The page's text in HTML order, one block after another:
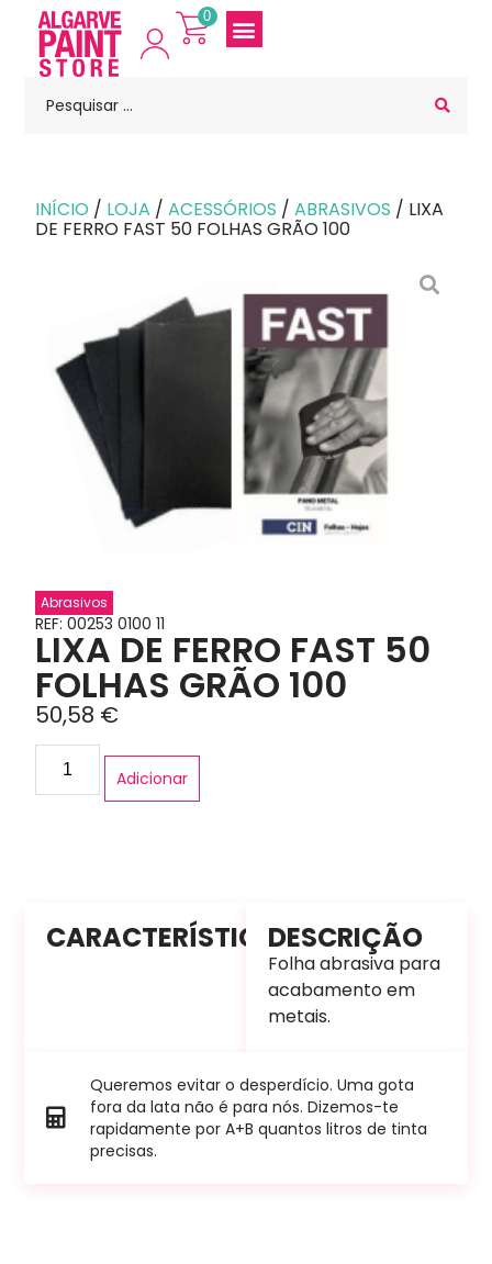
0
INÍCIO / LOJA /ACESSÓRIOS /ABRASIVOS / LIXA
DE FERRO FAST 50 FOLHAS GRÃO 100
Abrasivos
REF: 00253 0100 11
LIXA DE FERRO FAST 50
FOLHAS GRÃO 100
50,58 €
Adicionar
CARACTERÍSTICASDESCRIÇÃO
Folha abrasiva para
acabamento em
metais.
Queremos evitar o desperdício. Uma gota
fora da lata não é para nós. Dizemos-te
rapidamente por A+B quantos litros de tinta
precisas.